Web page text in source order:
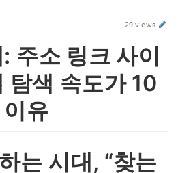
29 views
주소 링크 사이
탐색 속도가 10
유
는 시대, “찾는